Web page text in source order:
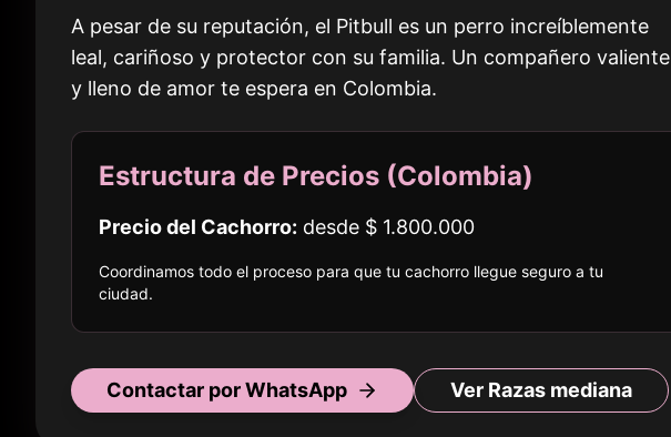
A pesar de su reputación, el Pitbull es un perro increíblemente
leal, cariñoso y protector con su familia. Un compañero valiente
y lleno de amor te espera en Colombia.
Estructura de Precios (Colombia)
Precio del Cachorro: desde $ 1.800.000
Coordinamos todo el proceso para que tu cachorro llegue seguro a tu
ciudad.
Contactar por WhatsApp Ver Razas mediana